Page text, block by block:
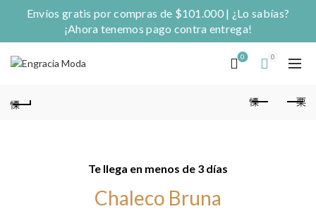
Envíos gratis por compras de $101.000 | ¿Lo sabías?
¡Ahora tenemos pago contra entrega!
0 0
Te llega en menos de 3 días
Chaleco Bruna